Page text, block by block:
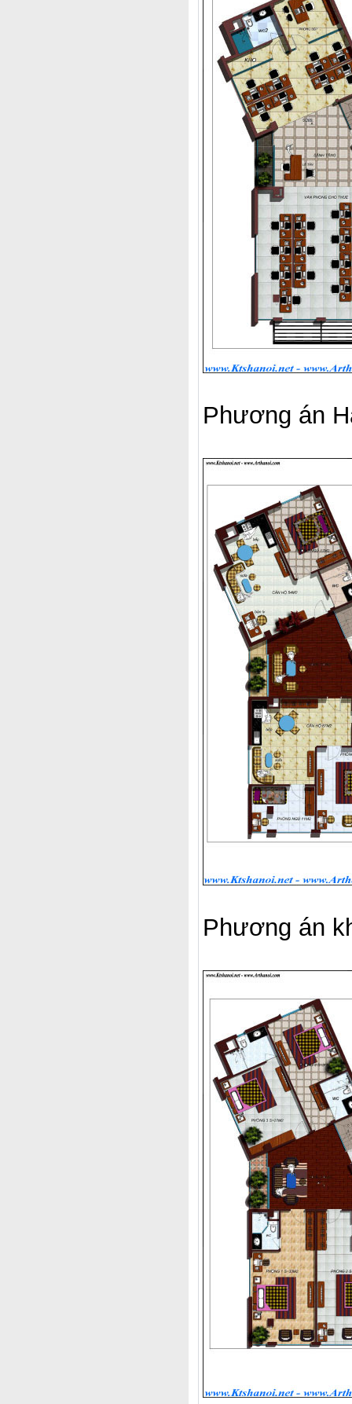
Phương án
Phương án